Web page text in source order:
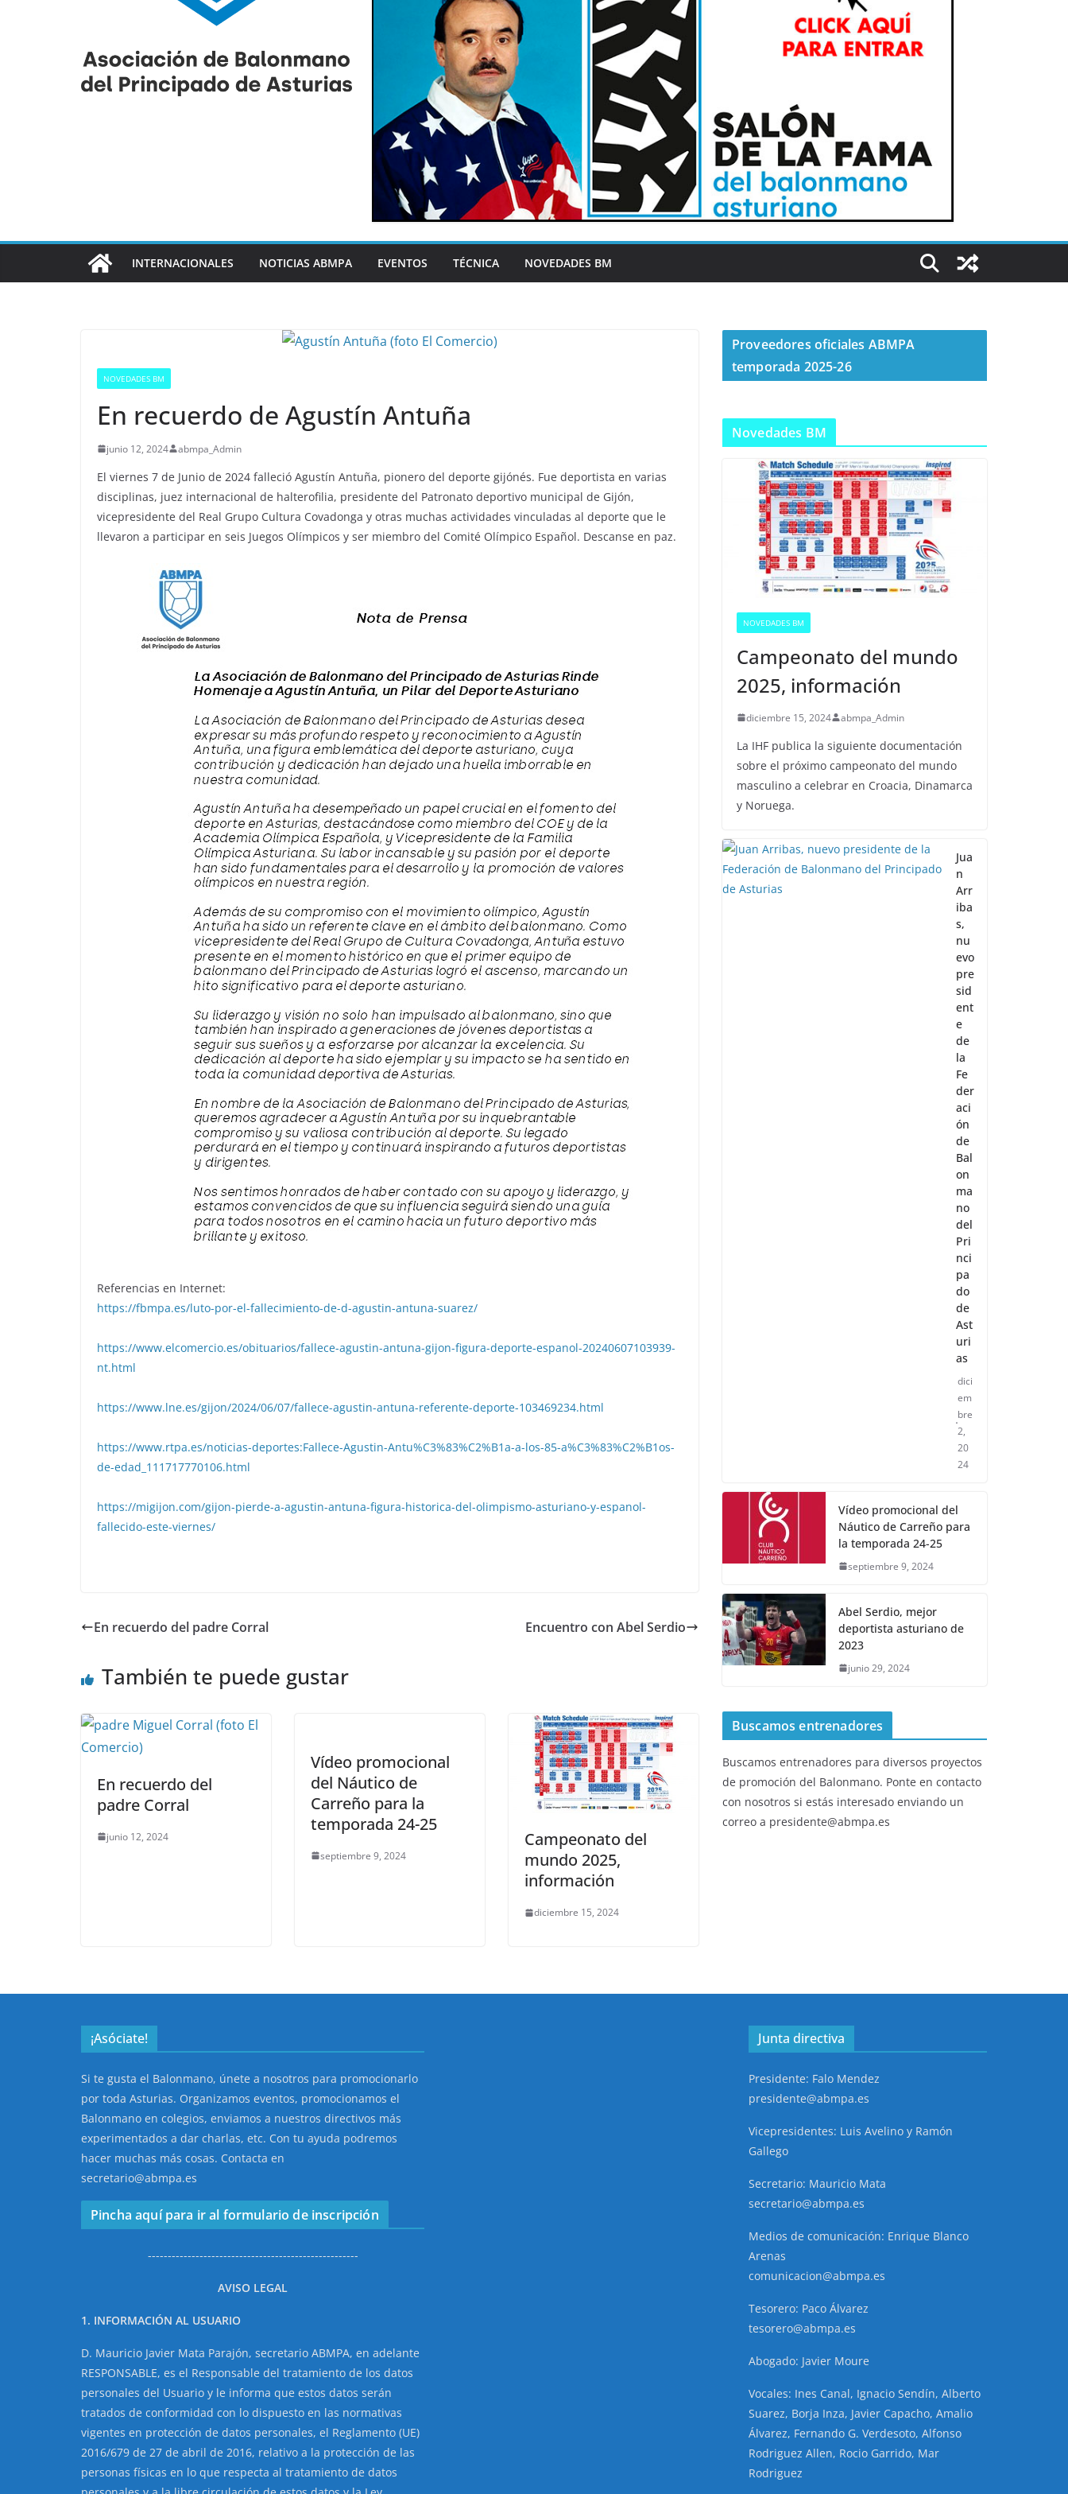
INTERNACIONALES NOTICIAS ABMPA EVENTOS TÉCNICA NOVEDADES BM
NOVEDADES BM
En recuerdo de Agustín Antuña
junio 12, 2024 abmpa_Admin
El viernes 7 de Junio de 2024 falleció Agustín Antuña, pionero del deporte gijónés. Fue deportista en varias
disciplinas, juez internacional de halterofilia, presidente del Patronato deportivo municipal de Gijón,
vicepresidente del Real Grupo Cultura Covadonga y otras muchas actividades vinculadas al deporte que le
llevaron a participar en seis Juegos Olímpicos y ser miembro del Comité Olímpico Español. Descanse en paz.
Referencias en Internet:
https://fbmpa.es/luto-por-el-fallecimiento-de-d-agustin-antuna-suarez/
https://www.elcomercio.es/obituarios/fallece-agustin-antuna-gijon-figura-deporte-espanol-20240607103939-
nt.html
https://www.lne.es/gijon/2024/06/07/fallece-agustin-antuna-referente-deporte-103469234.html
https://www.rtpa.es/noticias-deportes:Fallece-Agustin-Antu%C3%83%C2%B1a-a-los-85-a%C3%83%C2%B1os-
de-edad_111717770106.html
https://migijon.com/gijon-pierde-a-agustin-antuna-figura-historica-del-olimpismo-asturiano-y-espanol-
fallecido-este-viernes/
En recuerdo del padre Corral Encuentro con Abel Serdio
También te puede gustar
En recuerdo del
padre Corral
junio 12, 2024
Vídeo promocional
del Náutico de
Carreño para la
temporada 24-25
septiembre 9, 2024
Campeonato del
mundo 2025,
información
diciembre 15, 2024
Proveedores oficiales ABMPA
temporada 2025-26
Novedades BM
NOVEDADES BM
Campeonato del mundo
2025, información
diciembre 15, 2024 abmpa_Admin
La IHF publica la siguiente documentación
sobre el próximo campeonato del mundo
masculino a celebrar en Croacia, Dinamarca
y Noruega.
Jua
n
Arr
iba
s,
nu
evo
pre
sid
ent
e
de
la
Fe
der
aci
ón
de
Bal
on
ma
no
del
Pri
nci
pa
do
de
Ast
uri
as
dici
em
bre
2,
20
24
Vídeo promocional del
Náutico de Carreño para
la temporada 24-25
septiembre 9, 2024
Abel Serdio, mejor
deportista asturiano de
2023
junio 29, 2024
Buscamos entrenadores
Buscamos entrenadores para diversos proyectos
de promoción del Balonmano. Ponte en contacto
con nosotros si estás interesado enviando un
correo a presidente@abmpa.es
¡Asóciate!
Si te gusta el Balonmano, únete a nosotros para promocionarlo
por toda Asturias. Organizamos eventos, promocionamos el
Balonmano en colegios, enviamos a nuestros directivos más
experimentados a dar charlas, etc. Con tu ayuda podremos
hacer muchas más cosas. Contacta en
secretario@abmpa.es
Pincha aquí para ir al formulario de inscripción
-----------------------------------------------------
AVISO LEGAL
1. INFORMACIÓN AL USUARIO
D. Mauricio Javier Mata Parajón, secretario ABMPA, en adelante
RESPONSABLE, es el Responsable del tratamiento de los datos
personales del Usuario y le informa que estos datos serán
tratados de conformidad con lo dispuesto en las normativas
vigentes en protección de datos personales, el Reglamento (UE)
2016/679 de 27 de abril de 2016, relativo a la protección de las
personas físicas en lo que respecta al tratamiento de datos
Junta directiva
Presidente: Falo Mendez
presidente@abmpa.es
Vicepresidentes: Luis Avelino y Ramón
Gallego
Secretario: Mauricio Mata
secretario@abmpa.es
Medios de comunicación: Enrique Blanco
Arenas
comunicacion@abmpa.es
Tesorero: Paco Álvarez
tesorero@abmpa.es
Abogado: Javier Moure
Vocales: Ines Canal, Ignacio Sendín, Alberto
Suarez, Borja Inza, Javier Capacho, Amalio
Álvarez, Fernando G. Verdesoto, Alfonso
Rodriguez Allen, Rocio Garrido, Mar
Rodriguez